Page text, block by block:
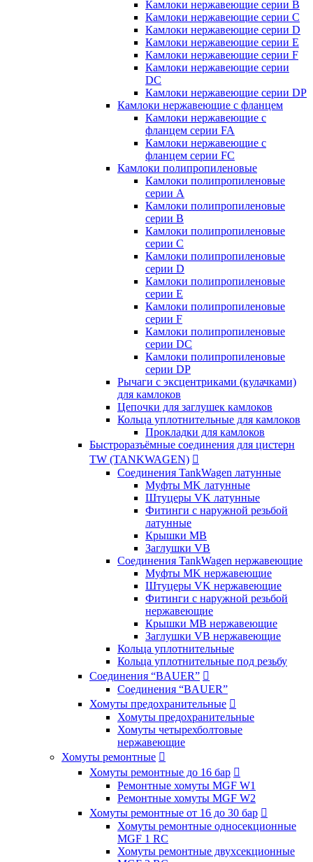
Камлоки нержавеющие серии В
Камлоки нержавеющие серии C
Камлоки нержавеющие серии D
Камлоки нержавеющие серии E
Камлоки нержавеющие серии F
Камлоки нержавеющие серии
DC
Камлоки нержавеющие серии DP
Камлоки нержавеющие с фланцем
Камлоки нержавеющие с
фланцем серии FA
Камлоки нержавеющие с
фланцем серии FC
Камлоки полипропиленовые
Камлоки полипропиленовые
серии А
Камлоки полипропиленовые
серии B
Камлоки полипропиленовые
серии C
Камлоки полипропиленовые
серии D
Камлоки полипропиленовые
серии Е
Камлоки полипропиленовые
серии F
Камлоки полипропиленовые
серии DC
Камлоки полипропиленовые
серии DP
Рычаги с эксцентриками (кулачками)
для камлоков
Цепочки для заглушек камлоков
Кольца уплотнительные для камлоков
Прокладки для камлоков
Быстроразъёмные соединения для цистерн
TW (TANKWAGEN) 
Соединения TankWagen латунные
Муфты MK латунные
Штуцеры VK латунные
Фитинги с наружной резьбой
латунные
Крышки MB
Заглушки VB
Соединения TankWagen нержавеющие
Муфты MK нержавеющие
Штуцеры VK нержавеющие
Фитинги с наружной резьбой
нержавеющие
Крышки MB нержавеющие
Заглушки VB нержавеющие
Кольца уплотнительные
Кольца уплотнительные под резьбу
Соединения “BAUER” 
Соединения “BAUER”
Хомуты предохранительные 
Хомуты предохранительные
Хомуты четырехболтовые
нержавеющие
Хомуты ремонтные 
Хомуты ремонтные до 16 бар 
Ремонтные хомуты MGF W1
Ремонтные хомуты MGF W2
Хомуты ремонтные от 16 до 30 бар 
Хомуты ремонтные односекционные
MGF 1 RC
Хомуты ремонтные двухсекционные